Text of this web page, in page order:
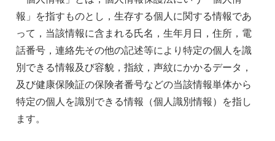
報」を指すものとし，生存する個人に関する情報であ
って，当該情報に含まれる氏名，生年月日，住所，電
話番号，連絡先その他の記述等により特定の個人を識
別できる情報及び容貌，指紋，声紋にかかるデータ，
及び健康保険証の保険者番号などの当該情報単体から
特定の個人を識別できる情報（個人識別情報）を指し
ます。